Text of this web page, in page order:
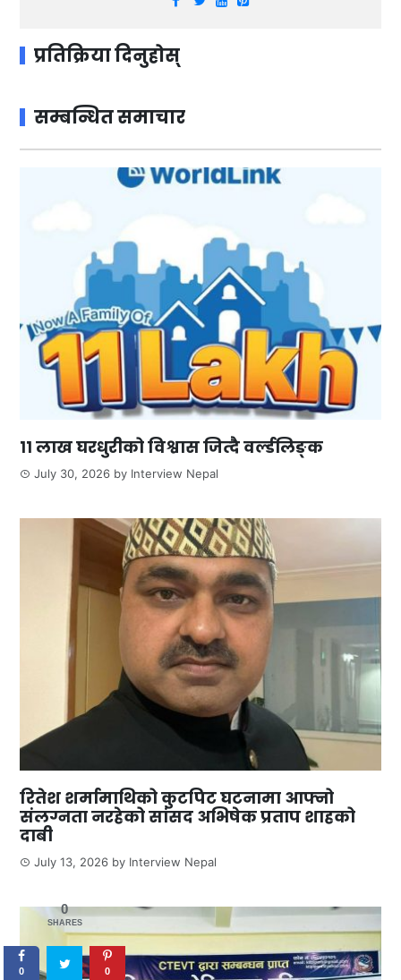
प्रतिक्रिया दिनुहोस्
सम्बन्धित समाचार
११ लाख घरधुरीको विश्वास जित्दै वर्ल्डलिङ्क
July 30, 2026 by Interview Nepal
रितेश शर्मामाथिको कुटपिट घटनामा आफ्नो
संलग्नता नरहेको सांसद अभिषेक प्रताप शाहको
दाबी
July 13, 2026 by Interview Nepal
0
SHARES
0 0